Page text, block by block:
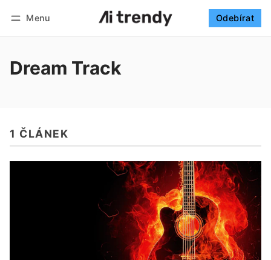
Menu Odebírat
Dream Track
1 ČLÁNEK